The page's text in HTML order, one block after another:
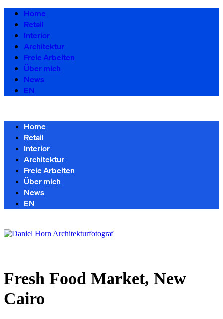
Home
Retail
Interior
Architektur
Freie Arbeiten
Über mich
News
EN
Home
Retail
Interior
Architektur
Freie Arbeiten
Über mich
News
EN
Fresh Food Market, New
Cairo